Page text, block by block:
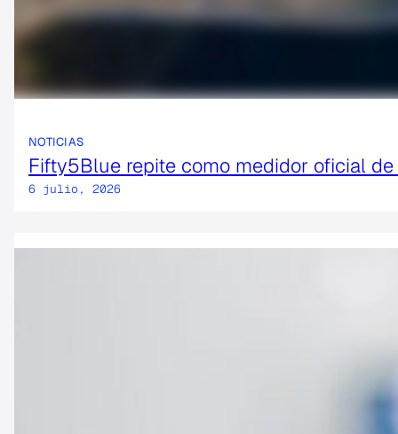
NOTICIAS
Fifty5Blue repite como medidor oficial
6 julio, 2026